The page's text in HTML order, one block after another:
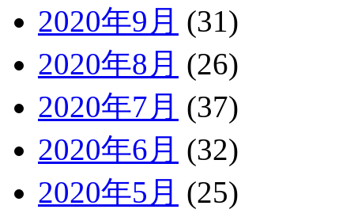
2020年9月 (31)
2020年8月 (26)
2020年7月 (37)
2020年6月 (32)
2020年5月 (25)